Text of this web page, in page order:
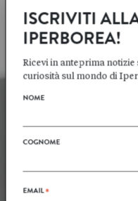
SCHEDA AUTORE→
ISCRIVITI
IPERBOREA!
Ricevi in anteprima
curiosità sul mondo di
NOME
COGNOME
EMAIL*